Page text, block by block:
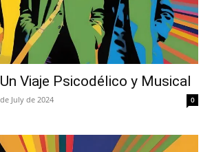
Viaje Psicodélico y Musical
July de 2024 0